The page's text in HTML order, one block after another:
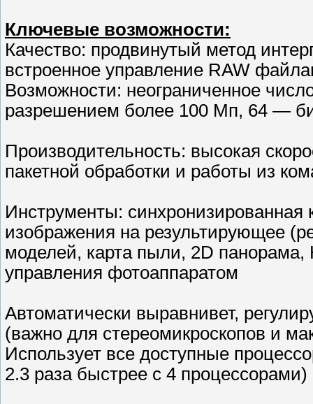
Ключевые возможности:
Качество: продвинутый метод
встроенное управление RAW
Возможности: неограниченное
разрешением более 100 Мп, 64 —
Производительность: высокая
пакетной обработки и работы из
Инструменты: синхронизированная
изображения на результирующее
моделей, карта пыли, 2D панорама,
управления фотоаппаратом
Автоматически выравнивет,
(важно для стереомикроскопов и
Использует все доступные
2.3 раза быстрее с 4 процессорами)